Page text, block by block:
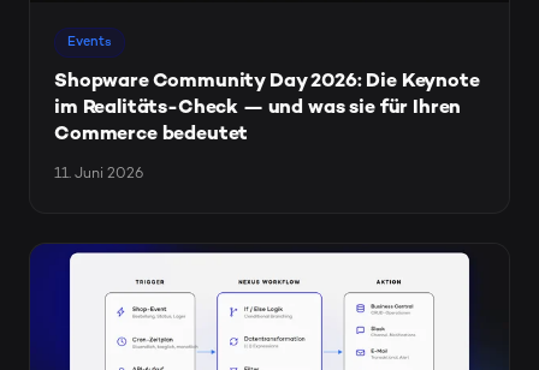
Events
Shopware Community Day 2026: Die Keynote
im Realitäts-Check — und was sie für Ihren
Commerce bedeutet
11. Juni 2026